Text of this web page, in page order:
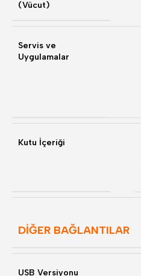
(Vücut)
Servis ve
Uygulamalar
Kutu İçeriği
DİĞER BAĞLANTILAR
USB Versiyonu